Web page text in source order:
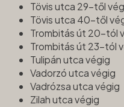
Tövis utca 29-től
Tövis utca 40-től
Trombitás út 20-tól
Trombitás út 23-tól
Tulipán utca végig
Vadorzó utca végig
Vadrózsa utca végig
Zilah utca végig